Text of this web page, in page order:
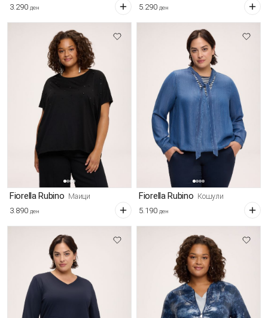
3.290 ден 5.290 ден
Fiorella Rubino Маици
3.890 ден
Fiorella Rubino Кошули
5.190 ден